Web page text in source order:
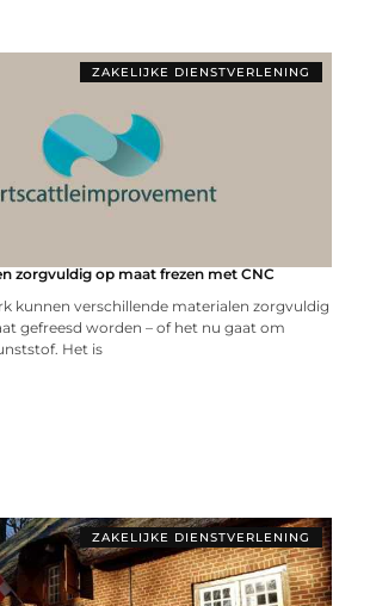
ZAKELIJKE DIENSTVERLENING
zorgvuldig op maat frezen met CNC
kunnen verschillende materialen zorgvuldig
gefreesd worden – of het nu gaat om
Het is
ZAKELIJKE DIENSTVERLENING